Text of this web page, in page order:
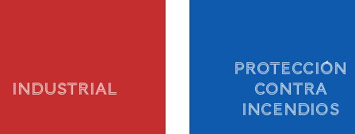
INDUSTRIAL
PROTECCIÓN
CONTRA
INCENDIOS